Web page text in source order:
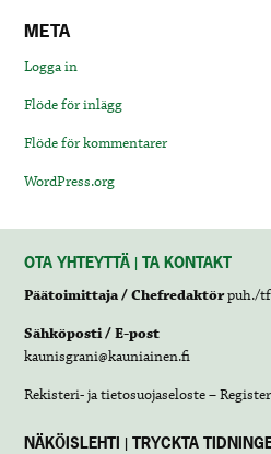
META
Logga in
Flöde för inlägg
Flöde för kommentarer
WordPress.org
OTA YHTEYTTÄ | TA KONTAKT
Päätoimittaja / Chefredaktörpuh./
Sähköposti / E-post
kaunisgrani@kauniainen.fi
Rekisteri- ja tietosuojaseloste –
NÄKÖISLEHTI | TRYCKTA